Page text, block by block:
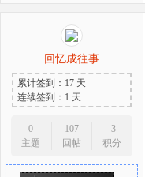
回忆成往事
累计签到：17 天
连续签到：1 天
0
主题
107
回帖
-3
积分